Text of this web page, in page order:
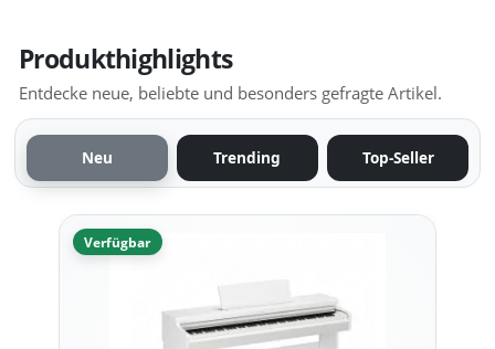
Produkthighlights
Entdecke neue, beliebte und besonders gefragte Artikel.
Neu Trending Top-Seller
Verfügbar